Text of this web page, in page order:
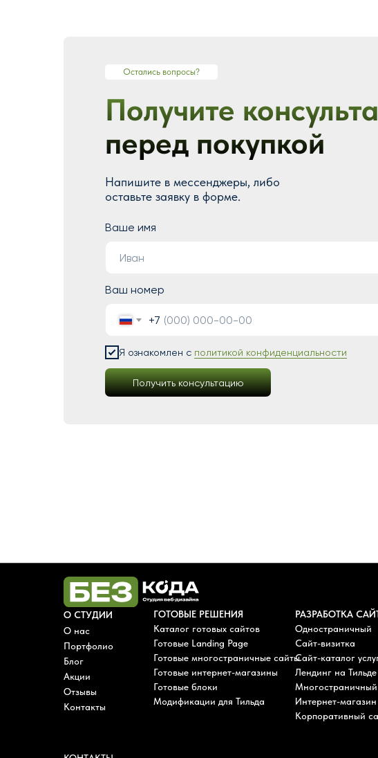
Получите
перед покупкой
Ваше имя
Ваш номер
+7
Я ознакомлен с политикой конфиденциальности
Получить консультацию
Напишите в мессенджеры, либо
оставьте заявку в форме.
Остались вопросы?
О СТУДИИ
О нас
Портфолио
Блог
Акции
Отзывы
Контакты
ГОТОВЫЕ РЕШЕНИЯ
Каталог готовых сайтов
Готовые Landing Page
Готовые многостраничные сайты
Готовые интернет-магазины
Готовые блоки
Модификации для Тильда
РАЗРАБОТКА
Одностраничный
Сайт-визитка
Сайт-каталог
Лендинг на Тильде
Многостраничный
Интернет-магазин
Корпоративный